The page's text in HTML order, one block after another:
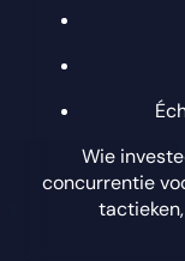
Wie
concurrentie